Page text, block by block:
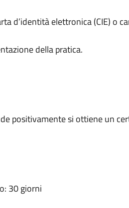
d’identità elettronica (CIE) o
della pratica.
positivamente si ottiene un
30 giorni